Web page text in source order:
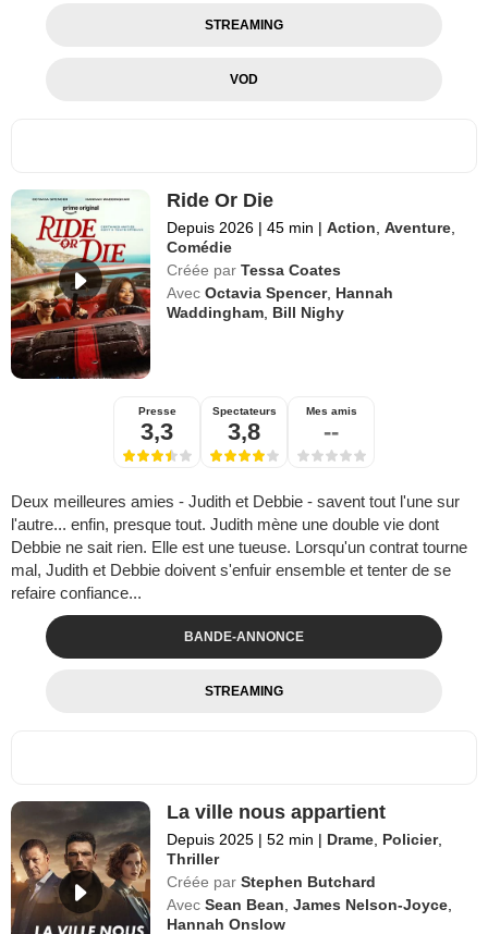
STREAMING
VOD
Ride Or Die
Depuis 2026 | 45 min | Action ,Aventure
Comédie
Créée par Tessa Coates
Avec Octavia Spencer, Hannah
Waddingham Bill Nighy
Presse
3,3
Spectateurs
3,8
Mes amis
--
Deux meilleures amies - Judith et Debbie - savent tout l'une sur
l'autre... enfin, presque tout. Judith mène une double vie dont
Debbie ne sait rien. Elle est une tueuse. Lorsqu'un contrat tourne
mal, Judith et Debbie doivent s'enfuir ensemble et tenter de se
refaire confiance...
BANDE-ANNONCE
STREAMING
La ville nous appartient
Depuis 2025 | 52 min | Drame Policier,
Thriller
Créée par Stephen Butchard
Avec Sean Bean ,James Nelson-Joyce
Hannah Onslow